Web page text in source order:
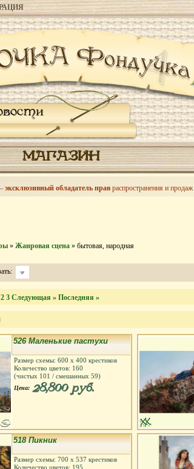
МАГАЗИН
эксклюзивный обладатель прав распространения и продаж
» Жанровая сцена » бытовая, народная
2 3 Следующая » Последняя »
526 Маленькие пастухи
Размер схемы: 600 х 400 крестиков
Количество цветов: 160
(чистых 101 / смешанных 59)
Цена: 28,800 руб.
518 Пикник
Размер схемы: 700 х 537 крестиков
Количество цветов: 195